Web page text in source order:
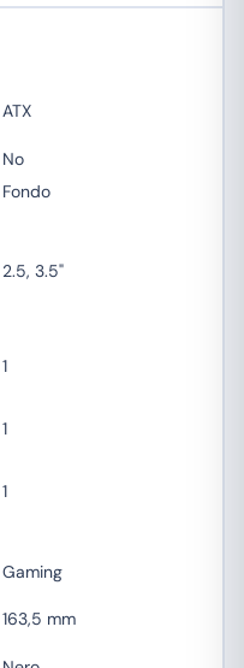
ATX
No
Fondo
2.5, 3.5"
1
1
1
Gaming
163,5 mm